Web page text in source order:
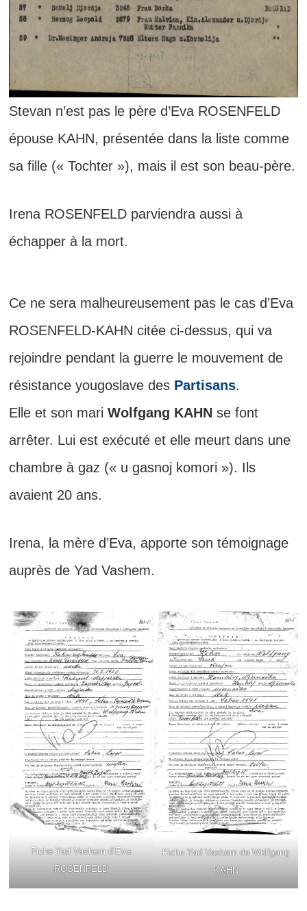
Stevan n’est pas le père d’Eva ROSENFELD
épouse KAHN, présentée dans la liste comme
sa fille (« Tochter »), mais il est son beau-père.
Irena ROSENFELD parviendra aussi à
échapper à la mort.
Ce ne sera malheureusement pas le cas d’Eva
ROSENFELD-KAHN citée ci-dessus, qui va
rejoindre pendant la guerre le mouvement de
résistance yougoslave des Partisans.
Elle et son mari Wolfgang KAHN se font
arrêter. Lui est exécuté et elle meurt dans une
chambre à gaz (« u gasnoj komori »). Ils
avaient 20 ans.
Irena, la mère d’Eva, apporte son témoignage
auprès de Yad Vashem.
Fiche Yad Vashem d’Eva
ROSENFELD
Fiche Yad Vashem de Wolfgang
KAHN